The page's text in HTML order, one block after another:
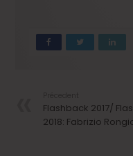
Flashback 2017/
2018: Fabrizio